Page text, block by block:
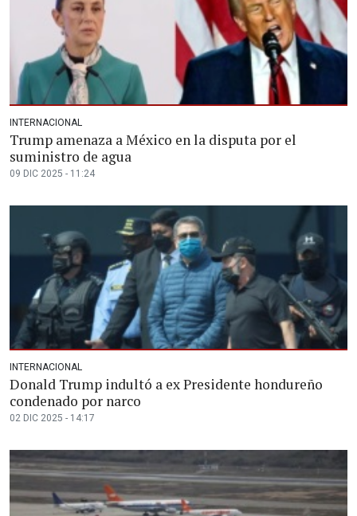
INTERNACIONAL
Trump amenaza a México en la disputa por el
suministro de agua
09 DIC 2025 - 11:24
INTERNACIONAL
Donald Trump indultó a ex Presidente hondureño
condenado por narco
02 DIC 2025 - 14:17